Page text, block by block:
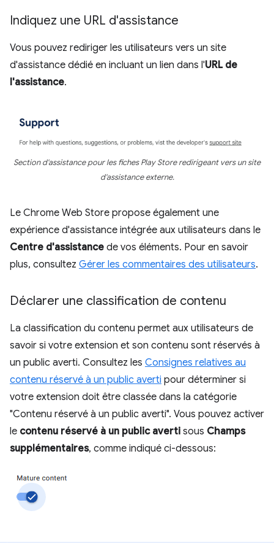
Indiquez une URL d'assistance
Vous pouvez rediriger les utilisateurs vers un site
d'assistance dédié en incluant un lien dans l'URL de
l'assistance.
Section d'assistance pour les fiches Play Store redirigeant vers un site
d'assistance externe.
Le Chrome Web Store propose également une
expérience d'assistance intégrée aux utilisateurs dans le
Centre d'assistance de vos éléments. Pour en savoir
plus, consultez Gérer les commentaires des utilisateurs.
Déclarer une classification de contenu
La classification du contenu permet aux utilisateurs de
savoir si votre extension et son contenu sont réservés à
un public averti. Consultez les Consignes relatives au
contenu réservé à un public averti pour déterminer si
votre extension doit être classée dans la catégorie
"Contenu réservé à un public averti". Vous pouvez activer
le contenu réservé à un public averti sous Champs
supplémentaires, comme indiqué ci-dessous: